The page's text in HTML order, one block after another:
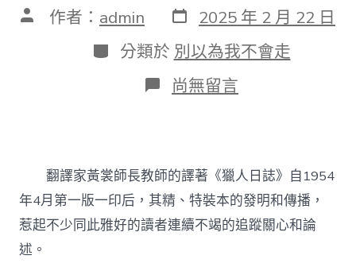
文 作者： admin 發
表
日
期
2025 年 2 月 22 日
分
類
分類於 別以為我不會走
在
〈黃
《獵
人
日
誌》
第
尚無留言
翻譯家黃裳師長教師的譯著《獵人日誌》自1954
年4月第一版一印后，其精、特裝本的發明和傳播，
惹起不少同此雅好的讀者連續不竭的追蹤關心和論
述。